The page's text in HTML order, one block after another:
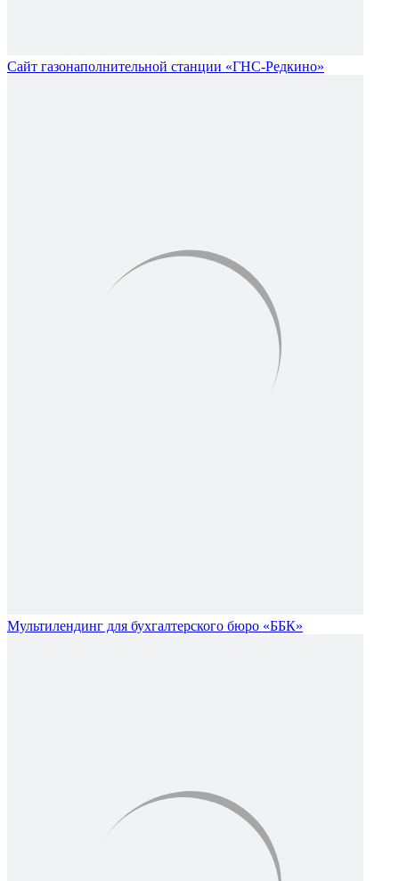
Сайт газонаполнительной станции «ГНС-Редкино»
Мультилендинг для бухгалтерского бюро «ББК»